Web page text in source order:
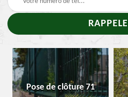
Pose de clôture 71